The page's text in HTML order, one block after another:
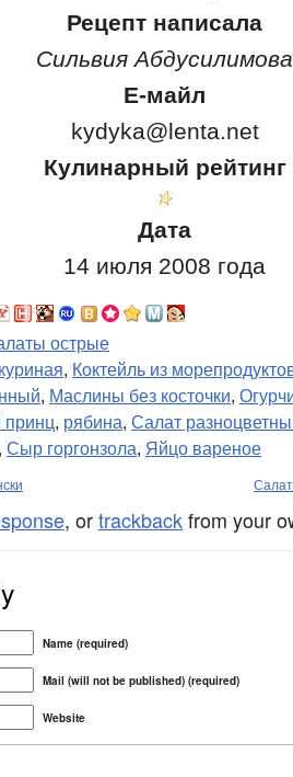
Рецепт написала
Сильвия Абдусилимова
Е-майл
kydyka@lenta.net
Кулинарный рейтинг
Дата
14 июля 2008 года
острые
, Коктейль из
, Маслины без косточки,
, рябина, Салат
, Сыр горгонзола, Яйцо вареное
, ortrackbackfrom your
Name (required)
Mail (will not be published) (required)
Website